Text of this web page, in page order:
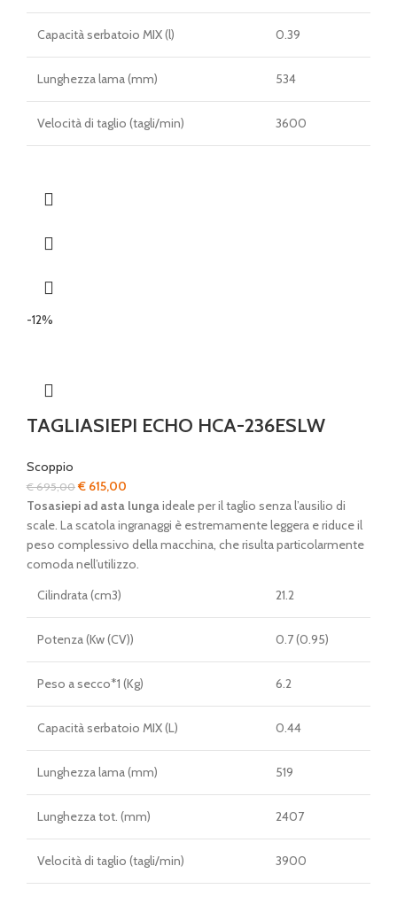
Capacità serbatoio MIX (l) 0.39
Lunghezza lama (mm) 534
Velocità di taglio (tagli/min) 3600
-12%
TAGLIASIEPI ECHO HCA-236ESLW
Scoppio
€695,00Il
prezzo
originale
era:
€ 695,00.
€ 615,00
prezzo
attuale
è:
€ 615,00.
Tosasiepi ad asta lungaideale per il taglio senza l’ausilio di
scale. La scatola ingranaggi è estremamente leggera e riduce il
peso complessivo della macchina, che risulta particolarmente
comoda nell’utilizzo.
Cilindrata (cm3)
21.2
Potenza (Kw (CV)) 0.7 (0.95)
Peso a secco*1 (Kg) 6.2
Capacità serbatoio MIX (L) 0.44
Lunghezza lama (mm) 519
Lunghezza tot. (mm) 2407
Velocità di taglio (tagli/min) 3900